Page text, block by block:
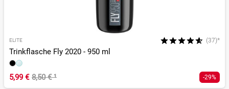
ELITE (37)*
Trinkflasche Fly 2020 - 950 ml
5,99 € 8,50 €¹ -29%